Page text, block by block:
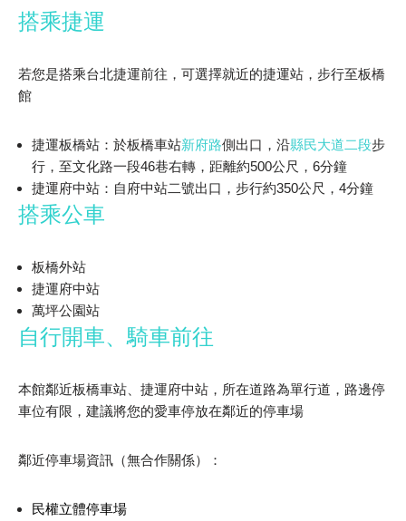
搭乘捷運
若您是搭乘台北捷運前往，可選擇就近的捷運站，步行至板橋
館
捷運板橋站 ：於板橋車站新府路側出口，沿縣民大道二段步
行，至文化路一段46巷右轉，距離約500公尺，6分鐘
捷運府中站 ：自府中站二號出口，步行約350公尺，4分鐘
搭乘公車
板橋外站
捷運府中站
萬坪公園站
自行開車、騎車前往
本館鄰近板橋車站、捷運府中站，所在道路為單行道，路邊停
車位有限，建議將您的愛車停放在鄰近的停車場
鄰近停車場資訊（無合作關係）：
民權立體停車場